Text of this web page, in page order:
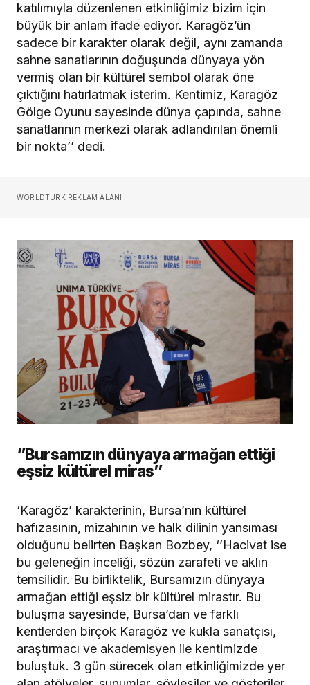
katılımıyla düzenlenen etkinliğimiz bizim için
büyük bir anlam ifade ediyor. Karagöz’ün
sadece bir karakter olarak değil, aynı zamanda
sahne sanatlarının doğuşunda dünyaya yön
vermiş olan bir kültürel sembol olarak öne
çıktığını hatırlatmak isterim. Kentimiz, Karagöz
Gölge Oyunu sayesinde dünya çapında, sahne
sanatlarının merkezi olarak adlandırılan önemli
bir nokta’’ dedi.
WORLDTURK REKLAM ALANI
‘’Bursamızın dünyaya armağan ettiği
eşsiz kültürel miras’’
‘Karagöz’ karakterinin, Bursa’nın kültürel
hafızasının, mizahının ve halk dilinin yansıması
olduğunu belirten Başkan Bozbey, ‘’Hacivat ise
bu geleneğin inceliği, sözün zarafeti ve aklın
temsilidir. Bu birliktelik, Bursamızın dünyaya
armağan ettiği eşsiz bir kültürel mirastır. Bu
buluşma sayesinde, Bursa’dan ve farklı
kentlerden birçok Karagöz ve kukla sanatçısı,
araştırmacı ve akademisyen ile kentimizde
buluştuk. 3 gün sürecek olan etkinliğimizde yer